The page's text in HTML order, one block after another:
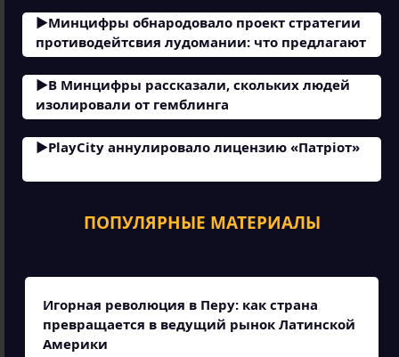
Минцифры обнародовало проект стратегии
противодейтсвия лудомании: что предлагают
В Минцифры рассказали, скольких людей
изолировали от гемблинга
PlayCity аннулировало лицензию «Патріот»
ПОПУЛЯРНЫЕ МАТЕРИАЛЫ
Игорная революция в Перу: как страна
превращается в ведущий рынок Латинской
Америки